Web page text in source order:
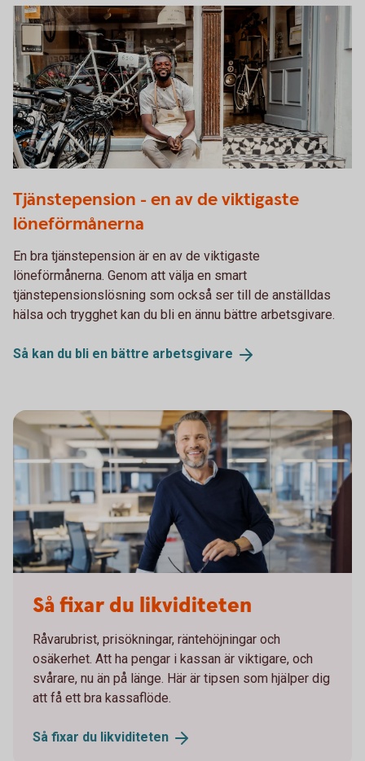
Tjänstepension - en av de viktigaste
löneförmånerna
En bra tjänstepension är en av de viktigaste
löneförmånerna. Genom att välja en smart
tjänstepensionslösning som också ser till de anställdas
hälsa och trygghet kan du bli en ännu bättre arbetsgivare.
Så kan du bli en bättre arbetsgivare
Så fixar du likviditeten
Råvarubrist, prisökningar, räntehöjningar och
osäkerhet. Att ha pengar i kassan är viktigare, och
svårare, nu än på länge. Här är tipsen som hjälper dig
att få ett bra kassaflöde.
Så fixar du likviditeten